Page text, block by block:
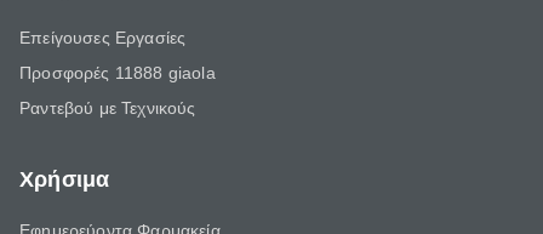
Επείγουσες Εργασίες
Προσφορές 11888 giaola
Ραντεβού με Τεχνικούς
Χρήσιμα